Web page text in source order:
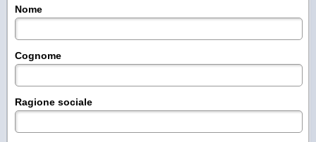
Nome
Cognome
Ragione sociale